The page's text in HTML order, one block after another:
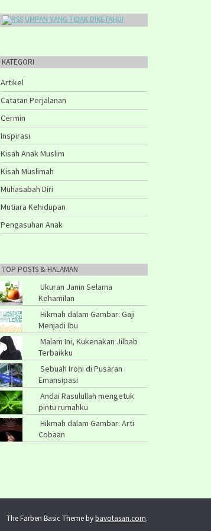
UMPAN YANG TIDAK DIKETAHUI
KATEGORI
Artikel
Catatan Perjalanan
Cermin
Inspirasi
Kisah Anak Muslim
Kisah Muslimah
Muhasabah Diri
Mutiara Kehidupan
Pengasuhan Anak
TOP POSTS & HALAMAN
Ukuran Janin Selama
Kehamilan
Hikmah dalam Gambar: Gaji
Menjadi Ibu
Malam Ini, Kukenakan Jilbab
Terbaikku
Sebuah Ironi di Pusaran
Emansipasi
Andai Rasulullah mengetuk
pintu rumahku
Hikmah dalam Gambar: Arti
Cobaan
The Farben Basic Theme bybavotasan.com.